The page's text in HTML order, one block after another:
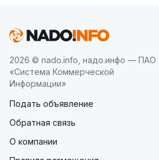
2026 © nado.info, надо.инфо — ПАО
«Система Коммерческой
Информации»
Подать объявление
Обратная связь
О компании